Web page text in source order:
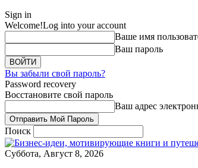
Sign in
Welcome!Log into your account
Ваше имя
Ваш пароль
Вы забыли свой пароль?
Password recovery
Восстановите свой пароль
Ваш адрес
Поиск
Суббота, Август 8, 2026